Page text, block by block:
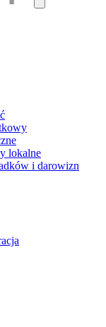
lokalne
i darowizn
się w nowej karcie